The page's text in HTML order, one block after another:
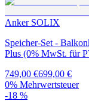
Anker SOLIX
Speicher-Set -
Plus (0% MwSt. für
749,00 €699,00 €
0% Mehrwertsteuer
-18 %